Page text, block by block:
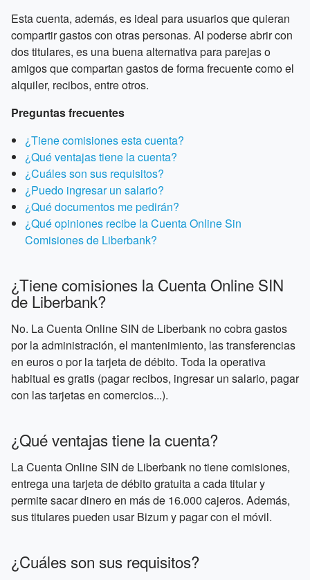
Esta cuenta, además, es ideal para usuarios que quieran
compartir gastos con otras personas. Al poderse abrir con
dos titulares, es una buena alternativa para parejas o
amigos que compartan gastos de forma frecuente como el
alquiler, recibos, entre otros.
Preguntas frecuentes
¿Tiene comisiones esta cuenta?
¿Qué ventajas tiene la cuenta?
¿Cuáles son sus requisitos?
¿Puedo ingresar un salario?
¿Qué documentos me pedirán?
¿Qué opiniones recibe la Cuenta Online Sin
Comisiones de Liberbank?
¿Tiene comisiones la Cuenta Online SIN
de Liberbank?
No. La Cuenta Online SIN de Liberbank no cobra gastos
por la administración, el mantenimiento, las transferencias
en euros o por la tarjeta de débito. Toda la operativa
habitual es gratis (pagar recibos, ingresar un salario, pagar
con las tarjetas en comercios...).
¿Qué ventajas tiene la cuenta?
La Cuenta Online SIN de Liberbank no tiene comisiones,
entrega una tarjeta de débito gratuita a cada titular y
permite sacar dinero en más de 16.000 cajeros. Además,
sus titulares pueden usar Bizum y pagar con el móvil.
¿Cuáles son sus requisitos?